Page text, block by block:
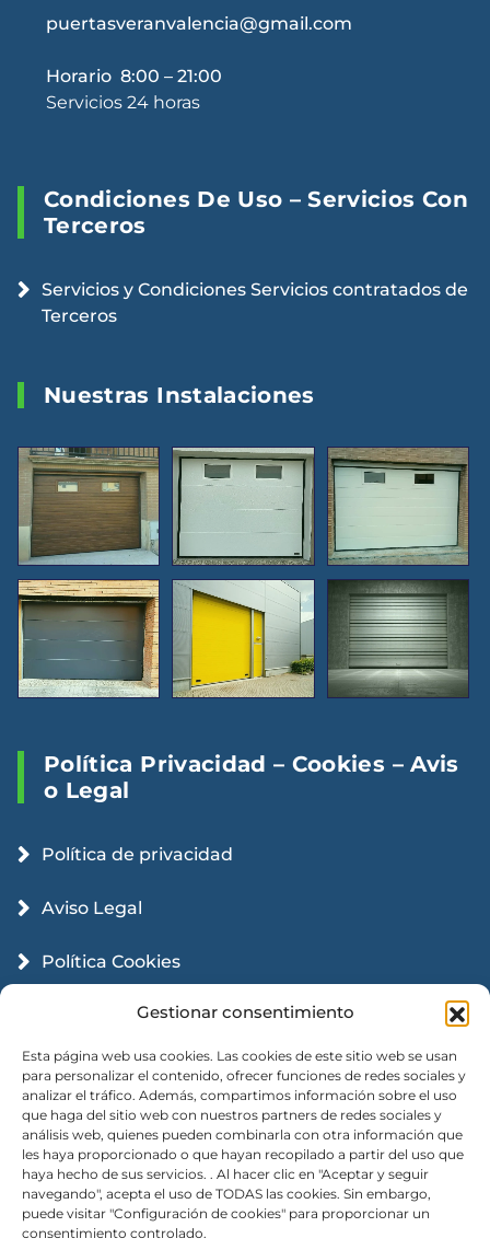
Gestionar consentimiento
Esta página web usa cookies. Las cookies de este sitio web se usan
para personalizar el contenido, ofrecer funciones de redes sociales y
analizar el tráfico. Además, compartimos información sobre el uso
que haga del sitio web con nuestros partners de redes sociales y
análisis web, quienes pueden combinarla con otra información que
les haya proporcionado o que hayan recopilado a partir del uso que
haya hecho de sus servicios. . Al hacer clic en "Aceptar y seguir
navegando", acepta el uso de TODAS las cookies. Sin embargo,
puede visitar "Configuración de cookies" para proporcionar un
consentimiento controlado.
puertasveranvalencia@gmail.com
Horario 8:00 – 21:00
Servicios 24 horas
Condiciones De Uso – Servicios Con
Terceros
Servicios y Condiciones Servicios contratados de
Terceros
Nuestras Instalaciones
Política Privacidad – Cookies – Avis
O Legal
Política de privacidad
Aviso Legal
Política Cookies